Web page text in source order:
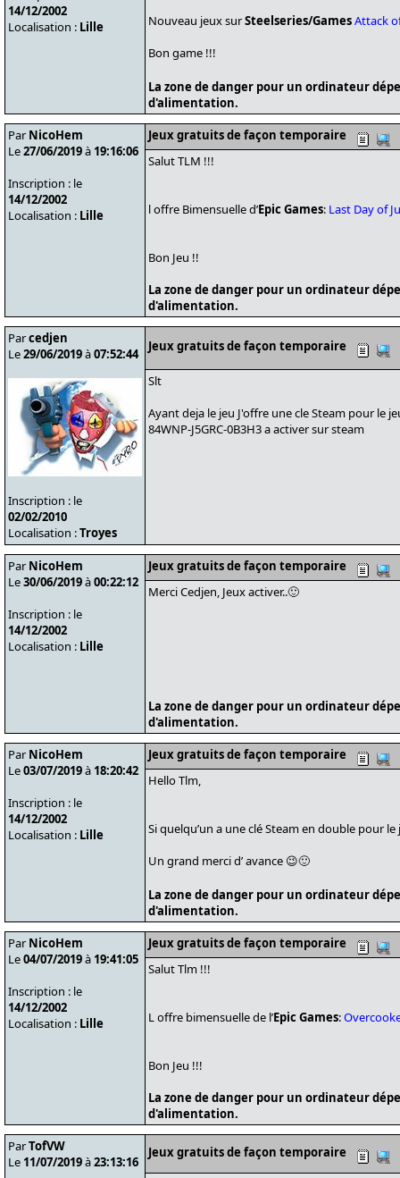
14/12/2002
Localisation : Lille Nouveau jeux surSteelseries/GamesAttack
Bon game !!!
La zone de danger pour un ordinateur
d'alimentation.
Par NicoHem
Le27/06/2019à 19:16:06
Inscription : le
14/12/2002
Localisation : Lille
Jeux gratuits de façon temporaire
Salut TLM !!!
l offre Bimensuelle d’Epic Games: Last Day of
Bon Jeu !!
La zone de danger pour un ordinateur
d'alimentation.
Parcedjen
Le29/06/2019à07:52:44
Inscription : le
02/02/2010
Localisation :Troyes
Jeux gratuits de façon temporaire
Slt
Ayant deja le jeu J'offre une cle Steam pour le
84WNP-J5GRC-0B3H3 a activer sur steam
Par NicoHem
Le30/06/2019à00:22:12
Inscription : le
14/12/2002
Localisation : Lille
Jeux gratuits de façon temporaire
Merci Cedjen, Jeux activer..🙂
La zone de danger pour un ordinateur
d'alimentation.
Par NicoHem
Le03/07/2019à 18:20:42
Inscription : le
14/12/2002
Localisation : Lille
Jeux gratuits de façon temporaire
Hello Tlm,
Si quelqu’un a une clé Steam en double pour
Un grand merci d’ avance 😉🙂
La zone de danger pour un ordinateur
d'alimentation.
Par NicoHem
Le04/07/2019à 19:41:05
Inscription : le
14/12/2002
Localisation : Lille
Jeux gratuits de façon temporaire
Salut Tlm !!!
L offre bimensuelle de l’Epic Games:
Bon Jeu !!!
La zone de danger pour un ordinateur
d'alimentation.
ParTofVW
Le 11/07/2019à23:13:16
Jeux gratuits de façon temporaire